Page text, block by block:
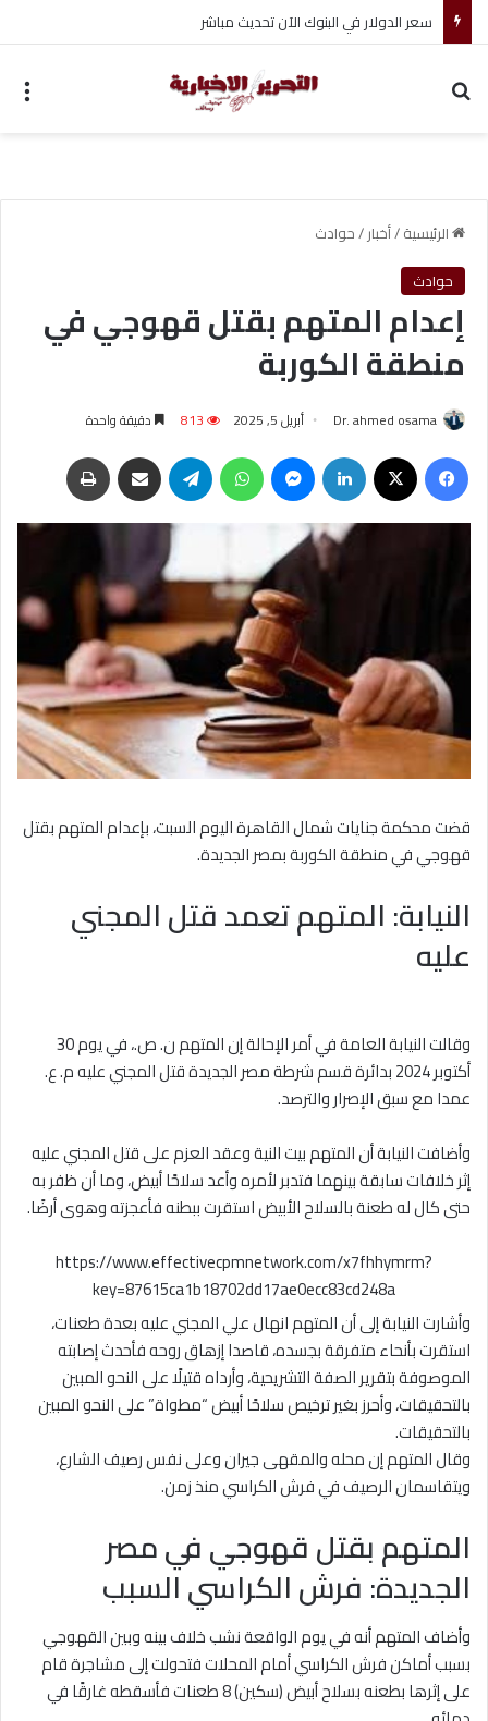
ضبط متهم بممارسة انتحال صفة ضابط واستيقاف السيارات
الرئيسية/أخبار/حوادث
حوادث
إعدام المتهم بقتل قهوجي في
منطقة الكوربة
Dr. ahmed osama أبريل 5, 2025 813 دقيقة واحدة
قضت محكمة جنايات شمال القاهرة اليوم السبت، بإعدام المتهم بقتل
قهوجي في منطقة الكوربة بمصر الجديدة.
النيابة: المتهم تعمد قتل المجني
عليه
وقالت النيابة العامة في أمر الإحالة إن المتهم ن. ص.، في يوم 30
أكتوبر 2024 بدائرة قسم شرطة مصر الجديدة قتل المجني عليه م. ع.
عمدا مع سبق الإصرار والترصد.
وأضافت النيابة أن المتهم بيت النية وعقد العزم على قتل المجني عليه
إثر خلافات سابقة بينهما فتدبر لأمره وأعد سلاحًا أبيض، وما أن ظفر به
حتى كال له طعنة بالسلاح الأبيض استقرت ببطنه فأعجزته وهوى أرضًا.
https://www.effectivecpmnetwork.com/x7fhhymrm?
key=87615ca1b18702dd17ae0ecc83cd248a
وأشارت النيابة إلى أن المتهم انهال علي المجني عليه بعدة طعنات،
استقرت بأنحاء متفرقة بجسده، قاصدا إزهاق روحه فأحدث إصابته
الموصوفة بتقرير الصفة التشريحية، وأرداه قتيلًا على النحو المبين
بالتحقيقات، وأحرز بغير ترخيص سلاحًا أبيض “مطواة” على النحو المبين
بالتحقيقات.
وقال المتهم إن محله والمقهى جيران وعلى نفس رصيف الشارع،
ويتقاسمان الرصيف في فرش الكراسي منذ زمن.
المتهم بقتل قهوجي في مصر
الجديدة: فرش الكراسي السبب
وأضاف المتهم أنه في يوم الواقعة نشب خلاف بينه وبين القهوجي
بسبب أماكن فرش الكراسي أمام المحلات فتحولت إلى مشاجرة قام
على إثرها بطعنه بسلاح أبيض (سكين) 8 طعنات فأسقطه غارقًا في